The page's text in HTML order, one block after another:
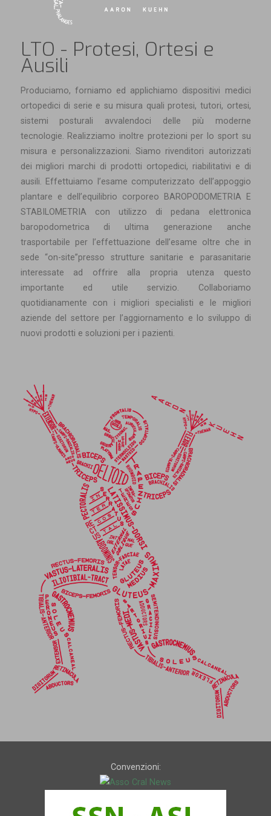
LTO - Protesi, Ortesi e
Ausili
Produciamo, forniamo ed applichiamo dispositivi medici
ortopedici di serie e su misura quali protesi, tutori, ortesi,
sistemi posturali avvalendoci delle più moderne
tecnologie. Realizziamo inoltre protezioni per lo sport su
misura e personalizzazioni. Siamo rivenditori autorizzati
dei migliori marchi di prodotti ortopedici, riabilitativi e di
ausili. Effettuiamo l’esame computerizzato dell’appoggio
plantare e dell’equilibrio corporeo BAROPODOMETRIA E
STABILOMETRIA con utilizzo di pedana elettronica
baropodometrica di ultima generazione anche
trasportabile per l’effettuazione dell’esame oltre che in
sede “on-site”presso strutture sanitarie e parasanitarie
interessate ad offrire alla propria utenza questo
importante ed utile servizio. Collaboriamo
quotidianamente con i migliori specialisti e le migliori
aziende del settore per l’aggiornamento e lo sviluppo di
nuovi prodotti e soluzioni per i pazienti.
Convenzioni: